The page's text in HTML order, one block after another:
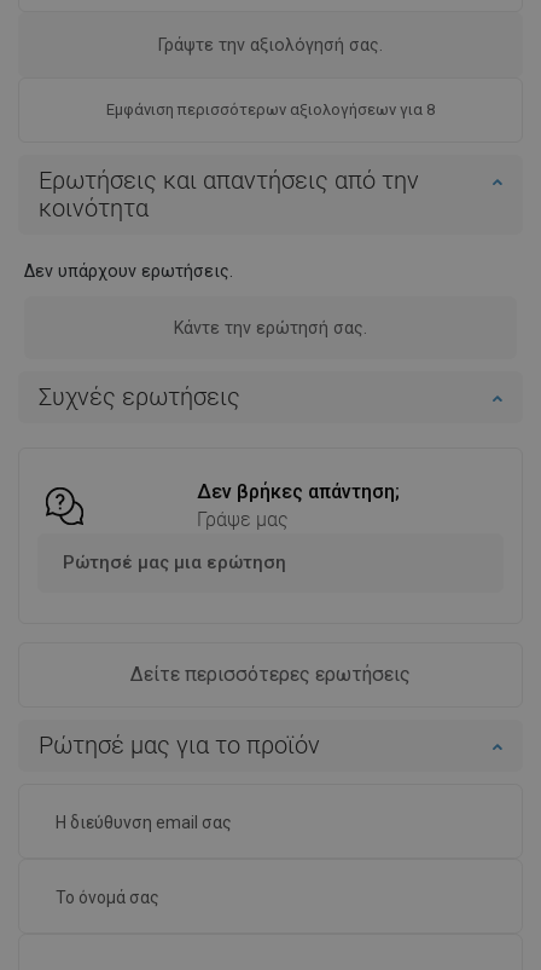
Συχνές ερωτήσεις
Δεν βρήκες απάντηση;
Γράψε μας
Ρώτησέ μας μια ερώτηση
Δείτε περισσότερες ερωτήσεις
Εμφάνιση περισσότερων αξιολογήσεων για 8
Γράψτε την αξιολόγησή σας.
Ερωτήσεις και απαντήσεις από την
κοινότητα
Δεν υπάρχουν ερωτήσεις.
Κάντε την ερώτησή σας.
Ρώτησέ μας για το προϊόν